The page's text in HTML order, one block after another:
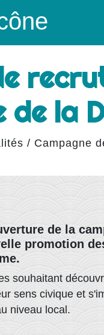
de la
/ Campagne
de la
promotion
souhaitant
sens civique et
niveau local.